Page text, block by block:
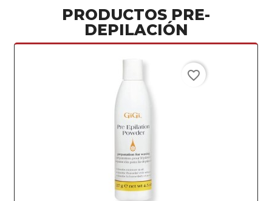
PRODUCTOS PRE-
DEPILACIÓN
favorite_border